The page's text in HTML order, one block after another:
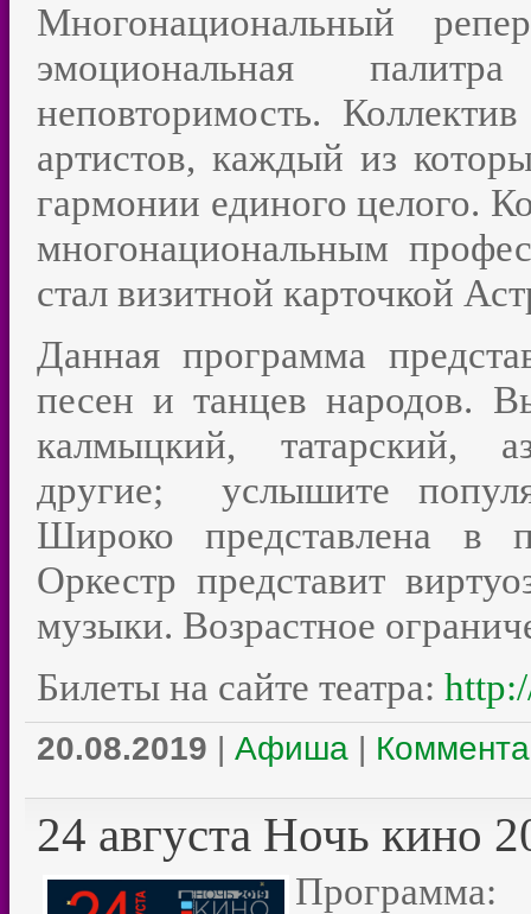
Многонациональный
эмоциональная
неповторимость.
артистов, каждый из
гармонии единого целого.
многонациональным
стал визитной карточкой
Данная программа
песен и танцев народов.
калмыцкий, татарский,
другие; услышите
Широко представлена в
Оркестр представит
музыки. Возрастное
Билеты на сайте театра:
20.08.2019 | Афиша |
24 августа Ночь кино
Программа: